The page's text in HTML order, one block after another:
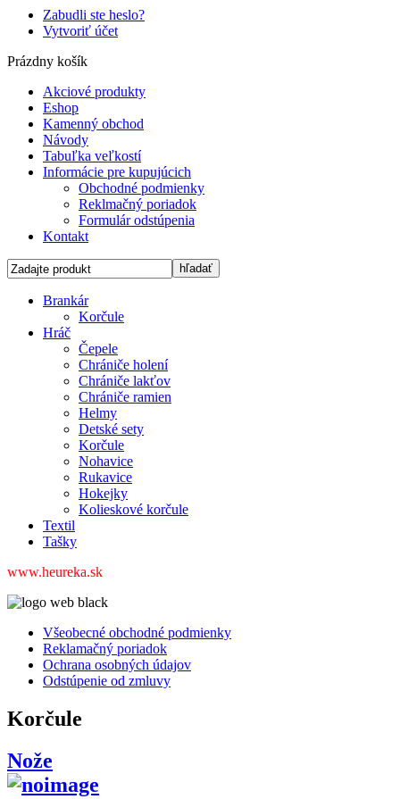
Zabudli ste heslo?
Vytvoriť účet
Prázdny košík
Akciové produkty
Eshop
Kamenný obchod
Návody
Tabuľka veľkostí
Informácie pre kupujúcich
Obchodné podmienky
Reklmačný poriadok
Formulár odstúpenia
Kontakt
Brankár
Korčule
Hráč
Čepele
Chrániče holení
Chrániče lakťov
Chrániče ramien
Helmy
Detské sety
Korčule
Nohavice
Rukavice
Hokejky
Kolieskové korčule
Textil
Tašky
www.heureka.sk
Všeobecné obchodné podmienky
Reklamačný poriadok
Ochrana osobných údajov
Odstúpenie od zmluvy
Korčule
Nože